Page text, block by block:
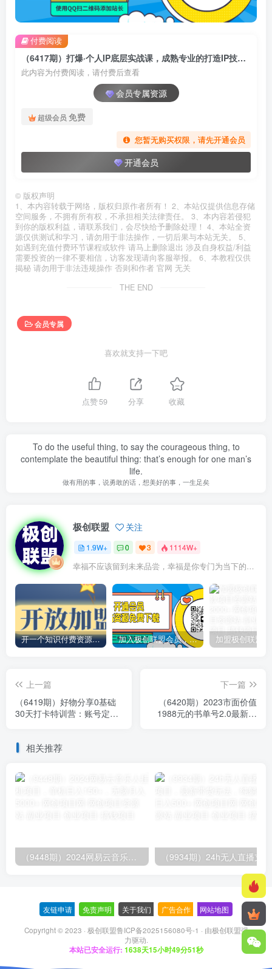
（6417期）打爆·个人IP底层实战课，成熟专业的打造IP技能 全方位带你做成能商业化IP
此内容为付费阅读，请付费后查看
会员专属资源
超级会员 免费
您暂无购买权限，请先开通会员
开通会员
付费阅读
© 版权声明
1、本内容转载于网络，版权归原作者所有！ 2、本站仅提供信息存储
空间服务，不拥有所有权，不承担相关法律责任。 3、本内容若侵犯
到你的版权利益，请联系我们，会尽快给予删除处理！ 4、本站全资
源仅供测试和学习，请勿用于非法操作，一切后果与本站无关。 5、
如遇到充值付费环节课程或软件 请马上删除退出 涉及自身权益/利益
需要投资的一律不要相信，访客发现请向客服举报。 6、本教程仅供
揭秘 请勿用于非法违规操作 否则和作者 官网 无关
THE END
会员专属
喜欢就支持一下吧
点赞59 分享 收藏
To do the useful thing, to say the courageous thing, to
contemplate the beautiful thing: that’s enough for one man’s
life.
做有用的事，说勇敢的话，想美好的事，一生足矣
极创联盟 关注
1.9W+ 0 3 1114W+
幸福不应该留到未来品尝，幸福是你专门为当下的自己所准备的
开一个知识付费资源网站，小白也能日入1000+ 加入极创联盟会员，全站资源免费学习。
上一篇
（6419期）好物分享0基础
30天打卡特训营：账号定
下一篇
（6420期）2023市面价值
1988元的书单号2.0最新玩
相关推荐
（9448期）2024网易云音乐人挂机项目，单机日入150+，无脑月入5000+
友链申请 免责声明 关于我们 广告合作 网站地图
Copyright © 2023 · 极创联盟鲁ICP备2025156080号-1 · 由极创联盟强
力驱动.
本站已安全运行: 1638天15小时49分51秒